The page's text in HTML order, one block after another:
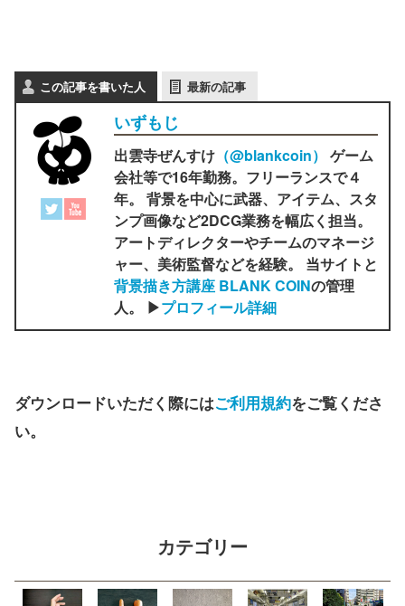
この記事を書いた人 最新の記事
いずもじ
出雲寺ぜんすけ （‎@blankcoin） ゲーム
会社等で16年勤務。フリーランスで４
年。 背景を中心に武器、アイテム、スタ
ンプ画像など2DCG業務を幅広く担当。
アートディレクターやチームのマネージ
ャー、美術監督などを経験。 当サイトと
背景描き方講座 BLANK COINの管理
人。 ▶プロフィール詳細
ダウンロードいただく際にはご利用規約をご覧くださ
い。
カテゴリー